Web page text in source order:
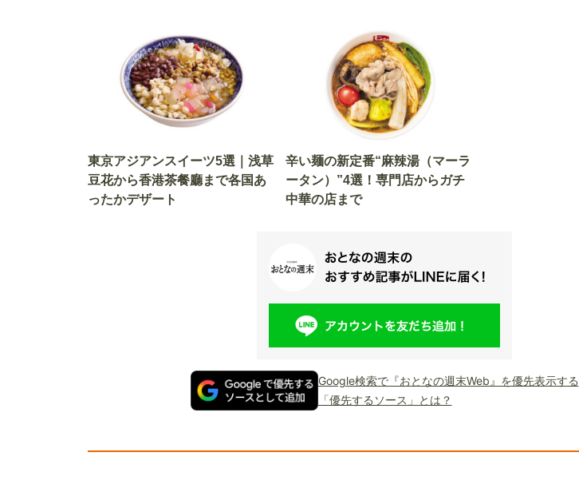
東京アジアンスイーツ5選｜浅草
豆花から香港茶餐廳まで各国あ
ったかデザート
辛い麺の新定番“麻辣湯（マーラ
ータン）”4選！専門店からガチ
中華の店まで
Google検索で『おとなの週末Web』を優先表示する
「優先するソース」とは？